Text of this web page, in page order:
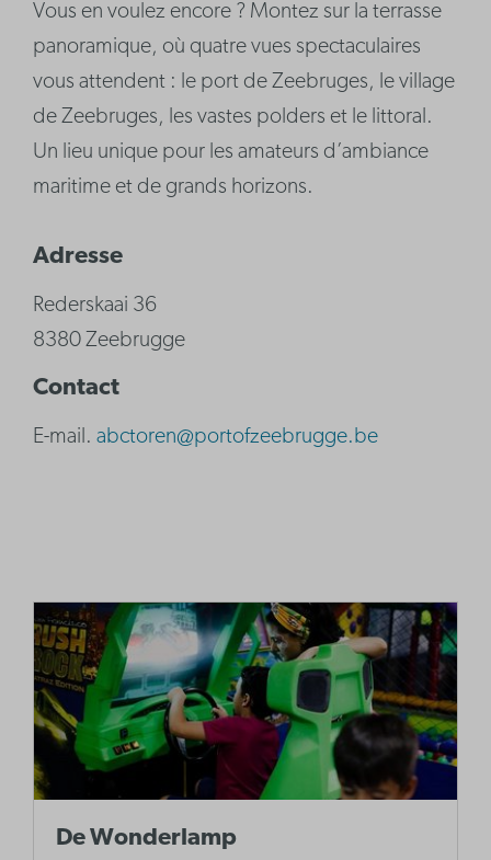
Vous en voulez encore ? Montez sur la terrasse
panoramique, où quatre vues spectaculaires
vous attendent : le port de Zeebruges, le village
de Zeebruges, les vastes polders et le littoral.
Un lieu unique pour les amateurs d’ambiance
maritime et de grands horizons.
Adresse
Rederskaai 36
8380 Zeebrugge
Contact
E-mail.abctoren@portofzeebrugge.be
De Wonderlamp